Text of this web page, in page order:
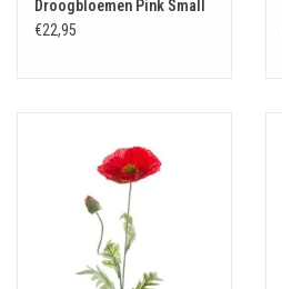
Droogbloemen Pink Small
€22,95